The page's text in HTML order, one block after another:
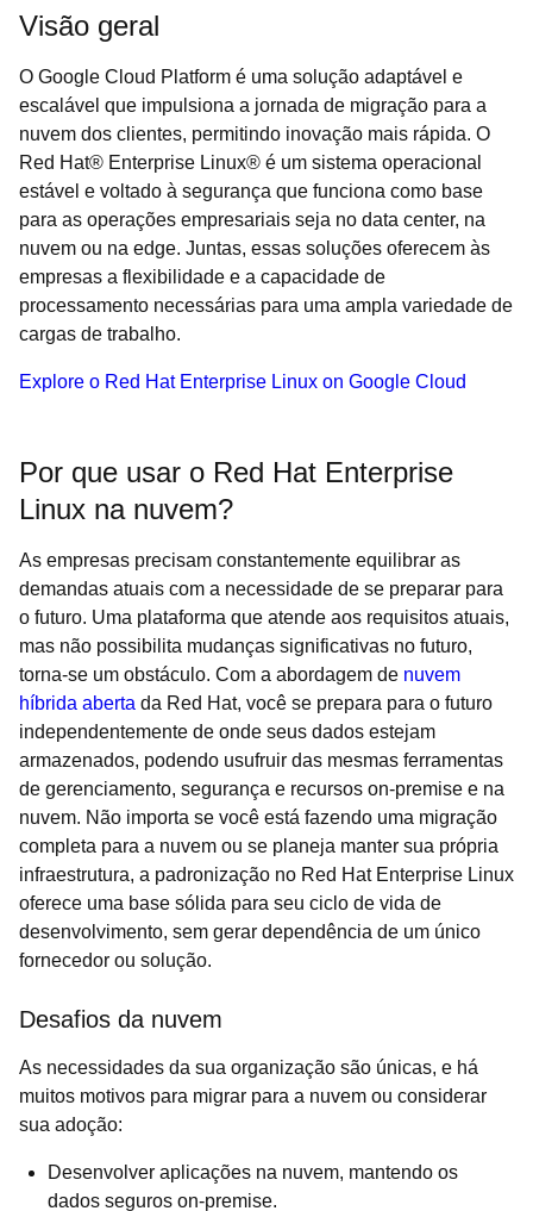
Visão geral
O Google Cloud Platform é uma solução adaptável e
escalável que impulsiona a jornada de migração para a
nuvem dos clientes, permitindo inovação mais rápida. O
Red Hat® Enterprise Linux® é um sistema operacional
estável e voltado à segurança que funciona como base
para as operações empresariais seja no data center, na
nuvem ou na edge. Juntas, essas soluções oferecem às
empresas a flexibilidade e a capacidade de
processamento necessárias para uma ampla variedade de
cargas de trabalho.
Explore o Red Hat Enterprise Linux on Google Cloud
Por que usar o Red Hat Enterprise
Linux na nuvem?
As empresas precisam constantemente equilibrar as
demandas atuais com a necessidade de se preparar para
o futuro. Uma plataforma que atende aos requisitos atuais,
mas não possibilita mudanças significativas no futuro,
torna-se um obstáculo. Com a abordagem de nuvem
híbrida aberta da Red Hat, você se prepara para o futuro
independentemente de onde seus dados estejam
armazenados, podendo usufruir das mesmas ferramentas
de gerenciamento, segurança e recursos on-premise e na
nuvem. Não importa se você está fazendo uma migração
completa para a nuvem ou se planeja manter sua própria
infraestrutura, a padronização no Red Hat Enterprise Linux
oferece uma base sólida para seu ciclo de vida de
desenvolvimento, sem gerar dependência de um único
fornecedor ou solução.
Desafios da nuvem
As necessidades da sua organização são únicas, e há
muitos motivos para migrar para a nuvem ou considerar
sua adoção:
Desenvolver aplicações na nuvem, mantendo os
dados seguros on-premise.